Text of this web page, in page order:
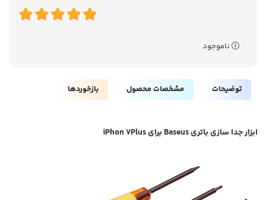
ناموجود
توضیحات مشخصات محصول بازخوردها
ابزار جدا سازی باتری Baseus برای iPhon 7Plus